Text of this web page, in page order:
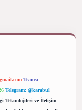
Teams:
Telegram: @karabul
Teknolojileri ve İletişim